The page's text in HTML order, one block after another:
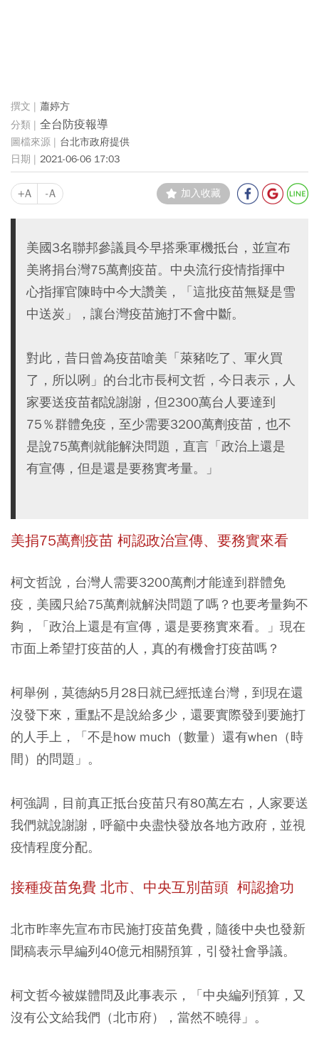
蕭婷方
全台防疫報導
台北市政府提供
2021-06-06 17:03
+A -A 加入收藏
美國3名聯邦參議員今早搭乘軍機抵台，並宣布
美將捐台灣75萬劑疫苗。中央流行疫情指揮中
心指揮官陳時中今大讚美，「這批疫苗無疑是雪
中送炭」，讓台灣疫苗施打不會中斷。
對此，昔日曾為疫苗嗆美「萊豬吃了、軍火買
了，所以咧」的台北市長柯文哲，今日表示，人
家要送疫苗都說謝謝，但2300萬台人要達到
75％群體免疫，至少需要3200萬劑疫苗，也不
是說75萬劑就能解決問題，直言「政治上還是
有宣傳，但是還是要務實考量。」
美捐75萬劑疫苗 柯認政治宣傳、要務實來看
柯文哲說，台灣人需要3200萬劑才能達到群體免
疫，美國只給75萬劑就解決問題了嗎？也要考量夠不
夠，「政治上還是有宣傳，還是要務實來看。」現在
市面上希望打疫苗的人，真的有機會打疫苗嗎？
柯舉例，莫德納5月28日就已經抵達台灣，到現在還
沒發下來，重點不是說給多少，還要實際發到要施打
的人手上，「不是how much（數量）還有when（時
間）的問題」。
柯強調，目前真正抵台疫苗只有80萬左右，人家要送
我們就說謝謝，呼籲中央盡快發放各地方政府，並視
疫情程度分配。
接種疫苗免費 北市、中央互別苗頭 柯認搶功
北市昨率先宣布市民施打疫苗免費，隨後中央也發新
聞稿表示早編列40億元相關預算，引發社會爭議。
柯文哲今被媒體問及此事表示，「中央編列預算，又
沒有公文給我們（北市府），當然不曉得」。